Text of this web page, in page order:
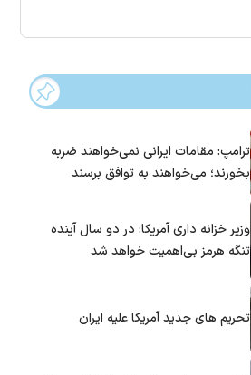
ترامپ: مقامات ایرانی نمی‌خواهند ضربه
بخورند؛ می‌خواهند به توافق برسند
وزیر خزانه داری آمریکا: در دو سال آینده
تنگه هرمز بی‌اهمیت خواهد شد
تحریم های جدید آمریکا علیه ایران